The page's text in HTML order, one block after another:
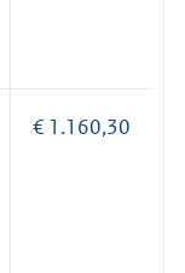
€ 1.160,30